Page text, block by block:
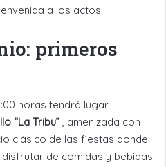
a los actos.
primeros
horas tendrá lugar
“La Tribu” , amenizada con
clásico de las fiestas donde
de comidas y bebidas.